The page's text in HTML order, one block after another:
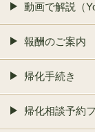
動画で解説（
報酬のご案内
帰化手続き
帰化相談予約